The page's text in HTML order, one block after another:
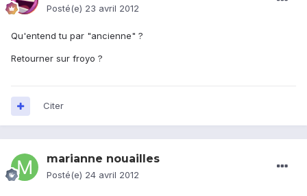
Posté(e) 23 avril 2012
Qu'entend tu par "ancienne" ?
Retourner sur froyo ?
Citer
marianne nouailles
Posté(e) 24 avril 2012